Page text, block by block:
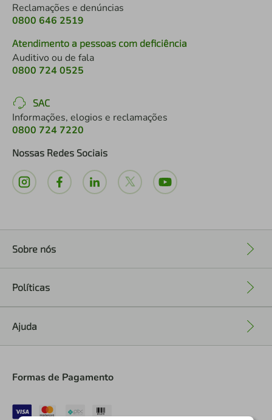
Reclamações e denúncias
0800 646 2519
Atendimento a pessoas com deficiência
Auditivo ou de fala
0800 724 0525
SAC
Informações, elogios e reclamações
0800 724 7220
Nossas Redes Sociais
Sobre nós
Políticas
Ajuda
Formas de Pagamento